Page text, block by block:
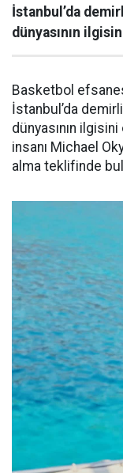
İstanbul’da
dünyasının
Basketbol
İstanbul’da
dünyasının
insanı Michael
alma teklifinde